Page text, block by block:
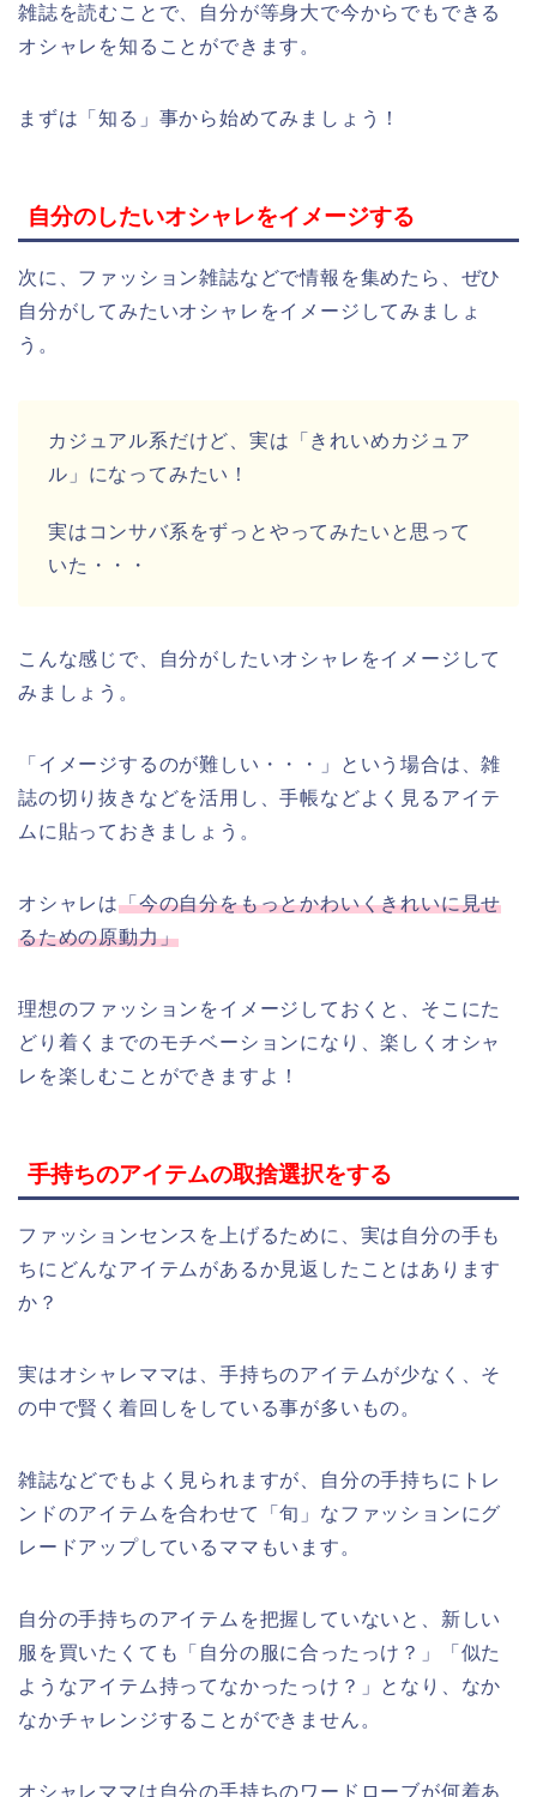
雑誌を読むことで、自分が等身大で今からでもできる
オシャレを知ることができます。
まずは「知る」事から始めてみましょう！
自分のしたいオシャレをイメージする
次に、ファッション雑誌などで情報を集めたら、ぜひ
自分がしてみたいオシャレをイメージしてみましょ
う。
カジュアル系だけど、実は「きれいめカジュア
ル」になってみたい！
実はコンサバ系をずっとやってみたいと思って
いた・・・
こんな感じで、自分がしたいオシャレをイメージして
みましょう。
「イメージするのが難しい・・・」という場合は、雑
誌の切り抜きなどを活用し、手帳などよく見るアイテ
ムに貼っておきましょう。
オシャレは「今の自分をもっとかわいくきれいに見せ
るための原動力」
理想のファッションをイメージしておくと、そこにた
どり着くまでのモチベーションになり、楽しくオシャ
レを楽しむことができますよ！
手持ちのアイテムの取捨選択をする
ファッションセンスを上げるために、実は自分の手も
ちにどんなアイテムがあるか見返したことはあります
か？
実はオシャレママは、手持ちのアイテムが少なく、そ
の中で賢く着回しをしている事が多いもの。
雑誌などでもよく見られますが、自分の手持ちにトレ
ンドのアイテムを合わせて「旬」なファッションにグ
レードアップしているママもいます。
自分の手持ちのアイテムを把握していないと、新しい
服を買いたくても「自分の服に合ったっけ？」「似た
ようなアイテム持ってなかったっけ？」となり、なか
なかチャレンジすることができません。
オシャレママは自分の手持ちのワードローブが何着あ